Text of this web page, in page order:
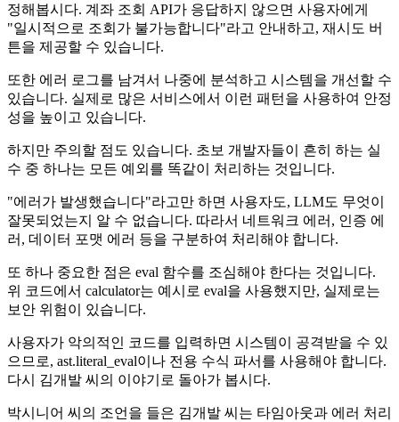
정해봅시다. 계좌 조회 API가 응답하지 않으면 사용자에게
"일시적으로 조회가 불가능합니다"라고 안내하고, 재시도 버
튼을 제공할 수 있습니다.
또한 에러 로그를 남겨서 나중에 분석하고 시스템을 개선할 수
있습니다. 실제로 많은 서비스에서 이런 패턴을 사용하여 안정
성을 높이고 있습니다.
하지만 주의할 점도 있습니다. 초보 개발자들이 흔히 하는 실
수 중 하나는 모든 예외를 똑같이 처리하는 것입니다.
"에러가 발생했습니다"라고만 하면 사용자도, LLM도 무엇이
잘못되었는지 알 수 없습니다. 따라서 네트워크 에러, 인증 에
러, 데이터 포맷 에러 등을 구분하여 처리해야 합니다.
또 하나 중요한 점은 eval 함수를 조심해야 한다는 것입니다.
위 코드에서 calculator는 예시로 eval을 사용했지만, 실제로는
보안 위험이 있습니다.
사용자가 악의적인 코드를 입력하면 시스템이 공격받을 수 있
으므로, ast.literal_eval이나 전용 수식 파서를 사용해야 합니다.
다시 김개발 씨의 이야기로 돌아가 봅시다.
박시니어 씨의 조언을 들은 김개발 씨는 타임아웃과 에러 처리